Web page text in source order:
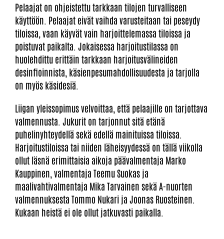
Pelaajat on ohjeistettu tarkkaan tilojen turvalliseen
käyttöön. Pelaajat eivät vaihda varusteitaan tai peseydy
tiloissa, vaan käyvät vain harjoittelemassa tiloissa ja
poistuvat paikalta. Jokaisessa harjoitustilassa on
huolehdittu erittäin tarkkaan harjoitusvälineiden
desinfioinnista, käsienpesumahdollisuudesta ja tarjolla
on myös käsidesiä.
Liigan yleissopimus velvoittaa, että pelaajille on tarjottava
valmennusta. Jukurit on tarjonnut sitä etänä
puhelinyhteydellä sekä edellä mainituissa tiloissa.
Harjoitustiloissa tai niiden läheisyydessä on tällä viikolla
ollut läsnä erimittaisia aikoja päävalmentaja Marko
Kauppinen, valmentaja Teemu Suokas ja
maalivahtivalmentaja Mika Tarvainen sekä A-nuorten
valmennuksesta Tommo Nukari ja Joonas Ruosteinen.
Kukaan heistä ei ole ollut jatkuvasti paikalla.